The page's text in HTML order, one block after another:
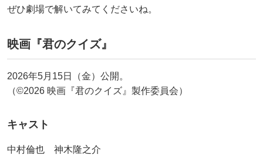
ぜひ劇場で解いてみてくださいね。
映画『君のクイズ』
2026年5月15日（金）公開。
（©2026 映画『君のクイズ』製作委員会）
キャスト
中村倫也 神木隆之介